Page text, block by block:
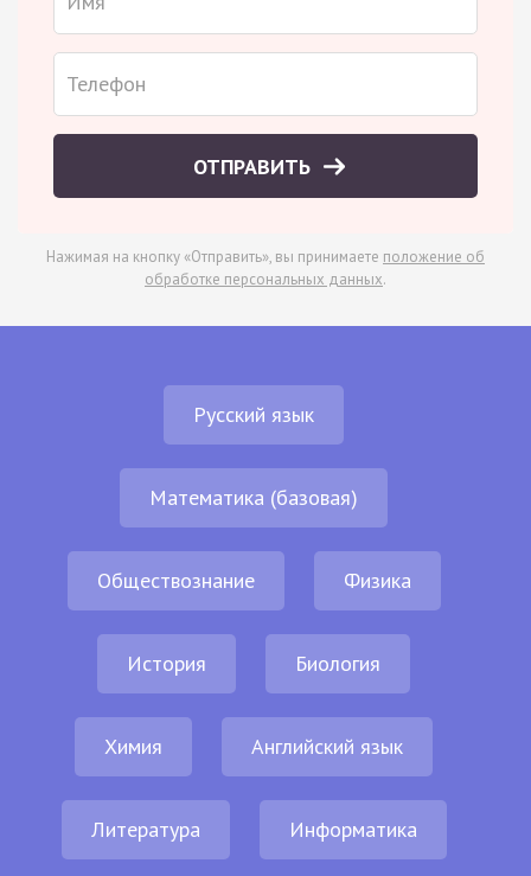
ОТПРАВИТЬ
Нажимая на кнопку «Отправить», вы принимаете положение об
обработке персональных данных.
Русский язык
Математика (базовая)
Обществознание Физика
История Биология
Химия Английский язык
Литература Информатика